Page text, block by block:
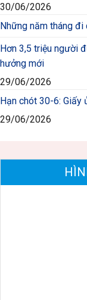
30/06/2026
Những năm tháng
Hơn 3,5 triệu người
hưởng mới
29/06/2026
Hạn chót 30-6: Giấy
29/06/2026